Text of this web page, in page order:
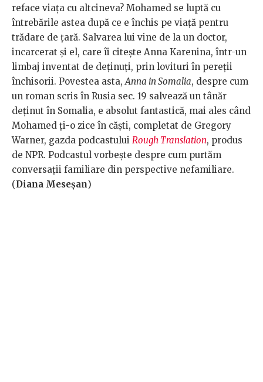
reface viața cu altcineva? Mohamed se luptă cu
întrebările astea după ce e închis pe viață pentru
trădare de țară. Salvarea lui vine de la un doctor,
incarcerat și el, care îi citește Anna Karenina, într-un
limbaj inventat de deținuți, prin lovituri în pereții
închisorii. Povestea asta,Anna in Somalia, despre cum
un roman scris în Rusia sec. 19 salvează un tânăr
deținut în Somalia, e absolut fantastică, mai ales când
Mohamed ți-o zice în căști, completat de Gregory
Warner, gazda podcastului Rough Translation, produs
de NPR. Podcastul vorbește despre cum purtăm
conversații familiare din perspective nefamiliare.
(Diana Meseșan)